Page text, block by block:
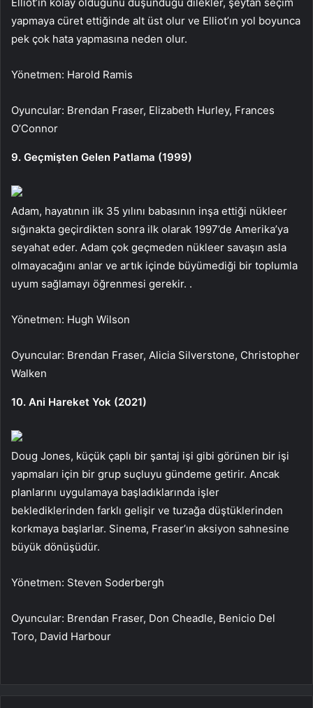
yapmaya cüret ettiğinde alt üst olur ve Elliot’ın yol boyunca
pek çok hata yapmasına neden olur.
Yönetmen: Harold Ramis
Oyuncular: Brendan Fraser, Elizabeth Hurley, Frances
O’Connor
9. Geçmişten Gelen Patlama (1999)
Adam, hayatının ilk 35 yılını babasının inşa ettiği nükleer
sığınakta geçirdikten sonra ilk olarak 1997’de Amerika’ya
seyahat eder. Adam çok geçmeden nükleer savaşın asla
olmayacağını anlar ve artık içinde büyümediği bir toplumla
uyum sağlamayı öğrenmesi gerekir. .
Yönetmen: Hugh Wilson
Oyuncular: Brendan Fraser, Alicia Silverstone, Christopher
Walken
10. Ani Hareket Yok (2021)
Doug Jones, küçük çaplı bir şantaj işi gibi görünen bir işi
yapmaları için bir grup suçluyu gündeme getirir. Ancak
planlarını uygulamaya başladıklarında işler
beklediklerinden farklı gelişir ve tuzağa düştüklerinden
korkmaya başlarlar. Sinema, Fraser’ın aksiyon sahnesine
büyük dönüşüdür.
Yönetmen: Steven Soderbergh
Oyuncular: Brendan Fraser, Don Cheadle, Benicio Del
Toro, David Harbour